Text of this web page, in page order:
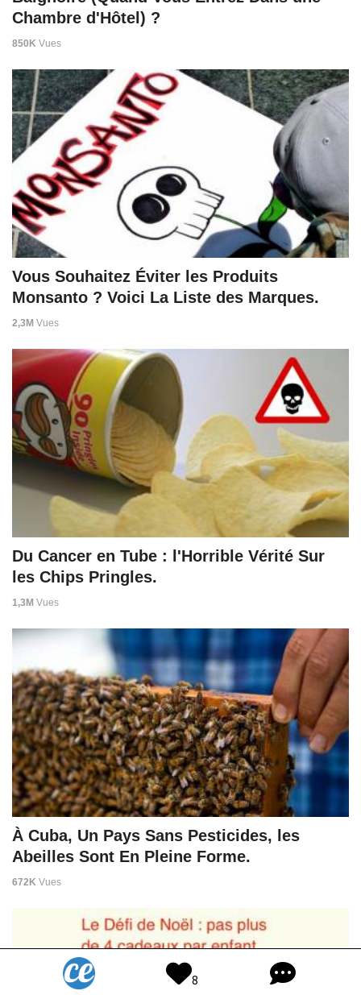
Chambre d'Hôtel) ?
850K Vues
Vous Souhaitez Éviter les Produits
Monsanto ? Voici La Liste des Marques.
2,3M Vues
Du Cancer en Tube : l'Horrible Vérité Sur
les Chips Pringles.
1,3M Vues
À Cuba, Un Pays Sans Pesticides, les
Abeilles Sont En Pleine Forme.
672K Vues
8